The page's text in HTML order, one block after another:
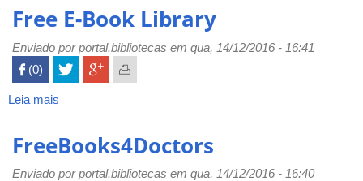
Online
Free E-Book Library
Enviado porportal.bibliotecas em qua, 14/12/2016 - 16:41
 (0)
Leia mais
Book
FreeBooks4Doctors
Enviado porportal.bibliotecas em qua, 14/12/2016 - 16:40